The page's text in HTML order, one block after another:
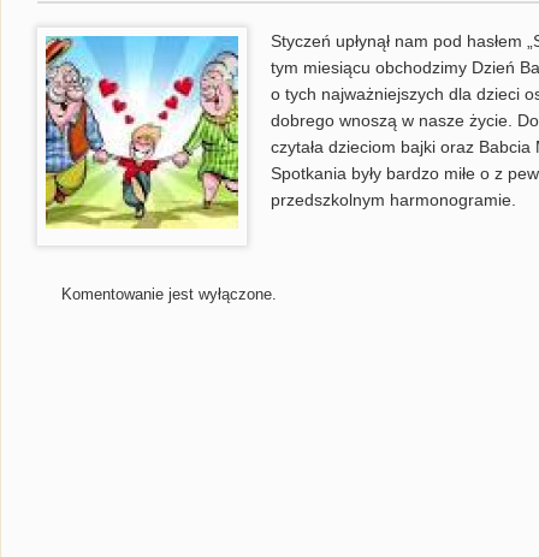
Styczeń upłynął nam pod hasłem
tym miesiącu obchodzimy Dzień
o tych najważniejszych dla dzieci
dobrego wnoszą w nasze życie.
czytała dzieciom bajki oraz
Spotkania były bardzo miłe o z
przedszkolnym harmonogramie.
Komentowanie jest wyłączone.